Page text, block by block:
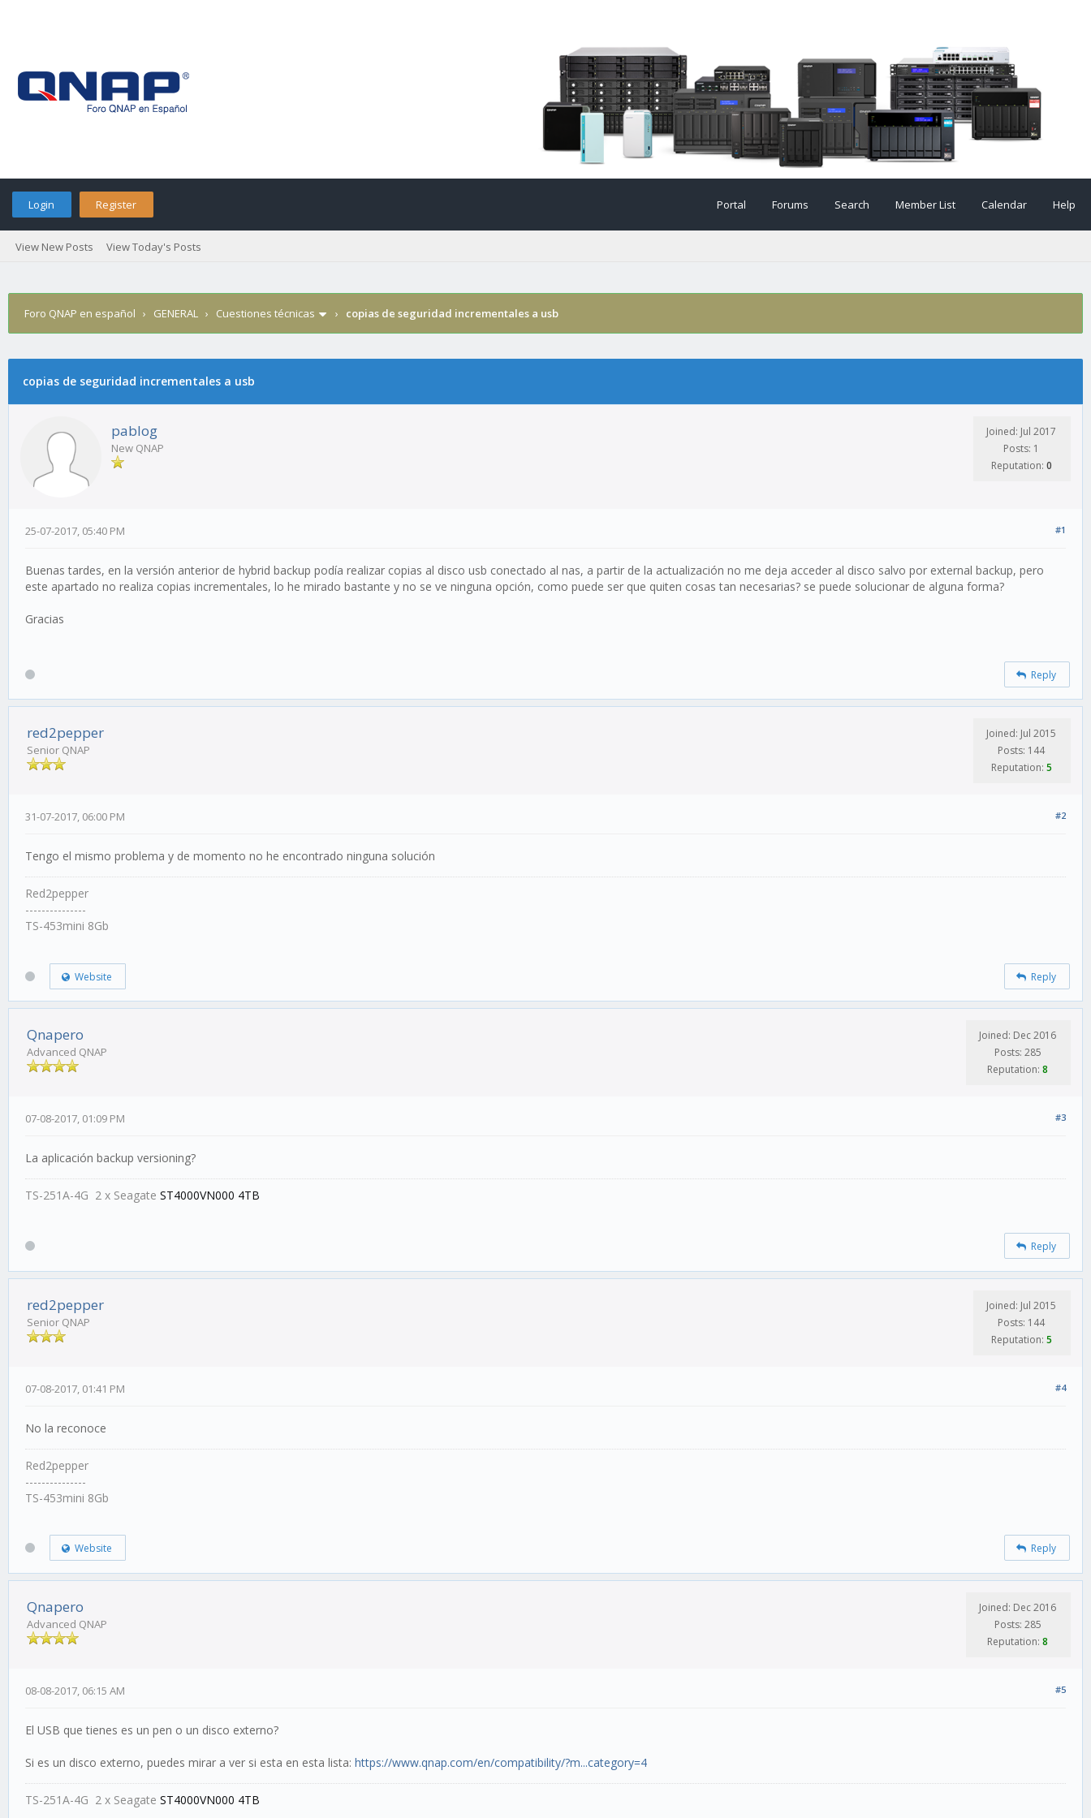
Login Register Portal Forums Search Member List Calendar Help
View New Posts View Today's Posts
Foro QNAP en español › GENERAL › Cuestiones técnicas › copias de seguridad incrementales a usb
copias de seguridad incrementales a usb
pablog
New QNAP
Joined: Jul 2017
Posts: 1
Reputation: 0
#1
25-07-2017, 05:40 PM
Buenas tardes, en la versión anterior de hybrid backup podía realizar copias al disco usb conectado al nas, a partir de la actualización no me deja acceder al disco salvo por external backup, pero
este apartado no realiza copias incrementales, lo he mirado bastante y no se ve ninguna opción, como puede ser que quiten cosas tan necesarias? se puede solucionar de alguna forma?
Gracias
Reply
red2pepper
Senior QNAP
Joined: Jul 2015
Posts: 144
Reputation: 5
#2
31-07-2017, 06:00 PM
Tengo el mismo problema y de momento no he encontrado ninguna solución
Red2pepper
---------------
TS-453mini 8Gb
Website Reply
Qnapero
Advanced QNAP
Joined: Dec 2016
Posts: 285
Reputation: 8
#3
07-08-2017, 01:09 PM
La aplicación backup versioning?
TS-251A-4G 2 x Seagate ST4000VN000 4TB
Reply
red2pepper
Senior QNAP
Joined: Jul 2015
Posts: 144
Reputation: 5
#4
07-08-2017, 01:41 PM
No la reconoce
Red2pepper
---------------
TS-453mini 8Gb
Website Reply
Qnapero
Advanced QNAP
Joined: Dec 2016
Posts: 285
Reputation: 8
#5
08-08-2017, 06:15 AM
El USB que tienes es un pen o un disco externo?
Si es un disco externo, puedes mirar a ver si esta en esta lista: https://www.qnap.com/en/compatibility/?m...category=4
TS-251A-4G 2 x Seagate ST4000VN000 4TB